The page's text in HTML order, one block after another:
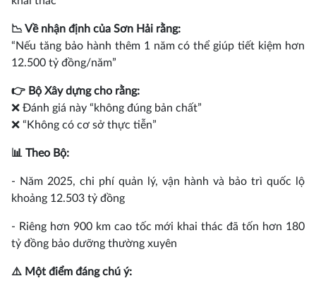
📉 Về nhận định của Sơn Hải rằng:
“Nếu tăng bảo hành thêm 1 năm có thể giúp tiết kiệm hơn
12.500 tỷ đồng/năm”
👉 Bộ Xây dựng cho rằng:
❌ Đánh giá này “không đúng bản chất”
❌ “Không có cơ sở thực tiễn”
📊 Theo Bộ:
- Năm 2025, chi phí quản lý, vận hành và bảo trì quốc lộ
khoảng 12.503 tỷ đồng
- Riêng hơn 900 km cao tốc mới khai thác đã tốn hơn 180
tỷ đồng bảo dưỡng thường xuyên
⚠️ Một điểm đáng chú ý: